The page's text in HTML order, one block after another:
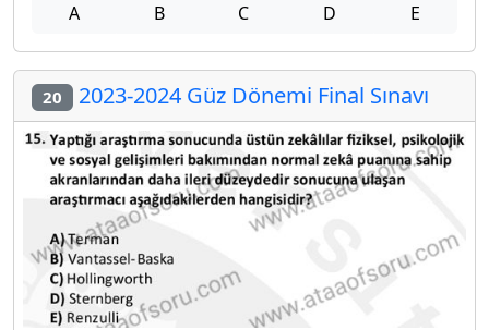
A B C D E
20 2023-2024 Güz Dönemi Final Sınavı